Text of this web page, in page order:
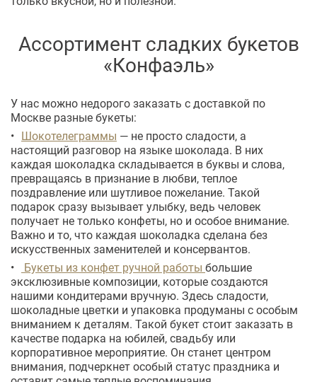
Ассортимент сладких букетов
«Конфаэль»
У нас можно недорого заказать с доставкой по
Москве разные букеты:
Шокотелеграммы — не просто сладости, а
настоящий разговор на языке шоколада. В них
каждая шоколадка складывается в буквы и слова,
превращаясь в признание в любви, теплое
поздравление или шутливое пожелание. Такой
подарок сразу вызывает улыбку, ведь человек
получает не только конфеты, но и особое внимание.
Важно и то, что каждая шоколадка сделана без
искусственных заменителей и консервантов.
Букеты из конфет ручной работы большие
эксклюзивные композиции, которые создаются
нашими кондитерами вручную. Здесь сладости,
шоколадные цветки и упаковка продуманы с особым
вниманием к деталям. Такой букет стоит заказать в
качестве подарка на юбилей, свадьбу или
корпоративное мероприятие. Он станет центром
внимания, подчеркнет особый статус праздника и